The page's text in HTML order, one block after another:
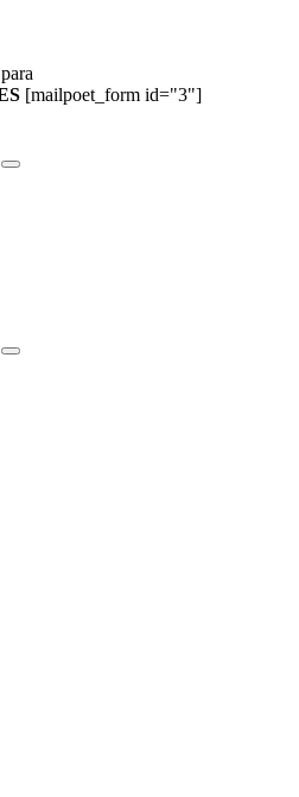
[mailpoet_form id="3"]